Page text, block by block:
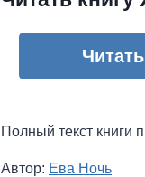
Читать
Полный текст книги
Метки
Автор: Ева Ночь